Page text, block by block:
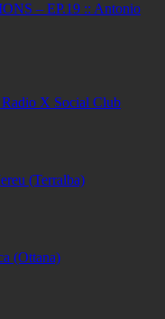
– EP.19 :: Antonio
X Social Club
(Terralba)
(Ottana)